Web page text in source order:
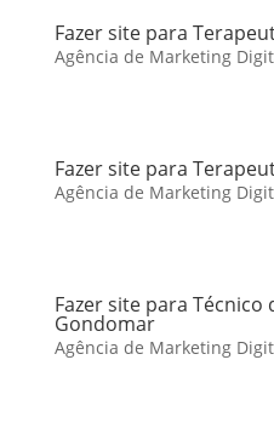
Fazer site para
Agência de Marketing
Fazer site para
Agência de Marketing
Fazer site para Técnico
Gondomar
Agência de Marketing